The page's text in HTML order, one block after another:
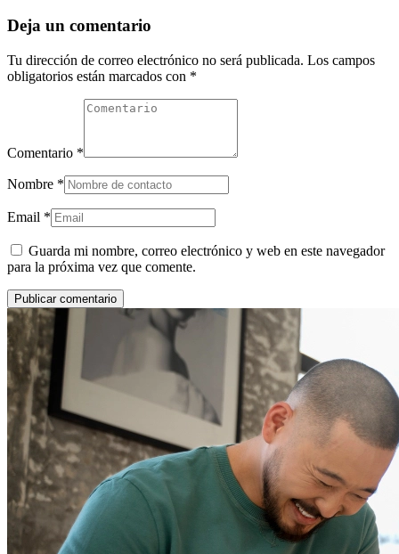
Deja un comentario
Tu dirección de correo electrónico no será publicada. Los campos
obligatorios están marcados con *
Comentario *
Nombre *
Email *
Guarda mi nombre, correo electrónico y web en este navegador
para la próxima vez que comente.